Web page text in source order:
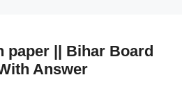
paper || Bihar Board
Answer